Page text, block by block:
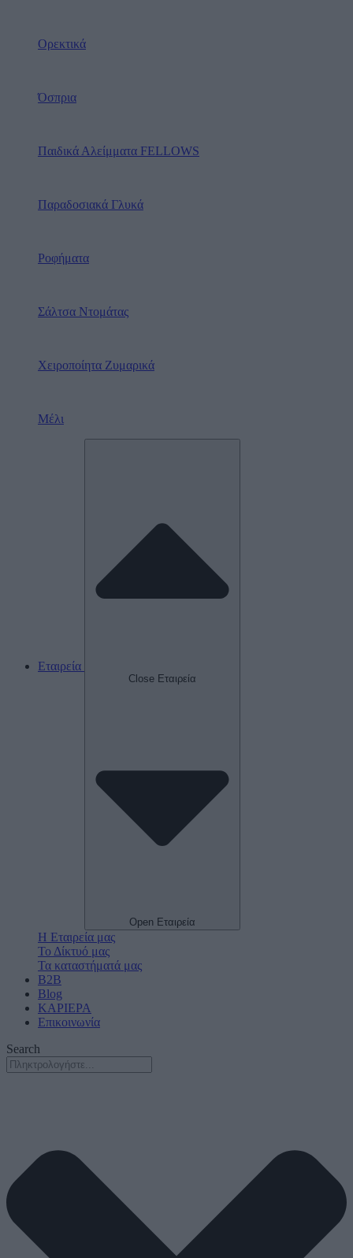
Ορεκτικά
Όσπρια
Παιδικά Αλείμματα FELLOWS
Παραδοσιακά Γλυκά
Ροφήματα
Σάλτσα Ντομάτας
Χειροποίητα Ζυμαρικά
Μέλι
Εταιρεία
Close Εταιρεία
Open Εταιρεία
Η Εταιρεία μας
Το Δίκτυό μας
Τα καταστήματά μας
B2B
Blog
ΚΑΡΙΕΡΑ
Επικοινωνία
Search